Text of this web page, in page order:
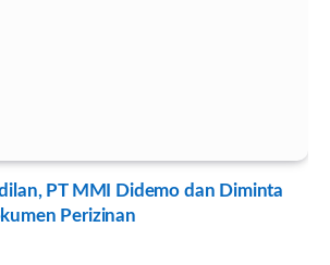
PT MMI Didemo dan Diminta
Perizinan